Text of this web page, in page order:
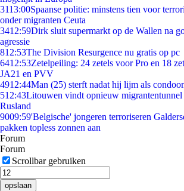
3113:00Spaanse politie: minstens tien voor
onder migranten Ceuta
3412:59Dirk sluit supermarkt op de Wallen na
agressie
812:53The Division Resurgence nu gratis op pc
6412:53Zetelpeiling: 24 zetels voor Pro en 18
JA21 en PVV
4912:44Man (25) sterft nadat hij lijm als
512:43Litouwen vindt opnieuw migrantentunnel
Rusland
9009:59'Belgische' jongeren terroriseren
pakken topless zonnen aan
Forum
Forum
Scrollbar gebruiken
opslaan